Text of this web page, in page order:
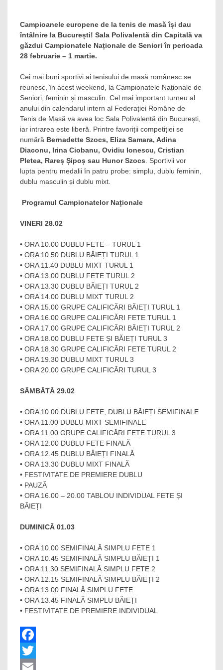
Campioanele europene de la tenis de masă își dau
întâlnire la București! Sala Polivalentă din Capitală va
găzdui Campionatele Naționale de Seniori în perioada
28 februarie – 1 martie.
Cei mai buni sportivi ai tenisului de masă românesc se
reunesc, în acest weekend, la Campionatele Naționale de
Seniori, feminin și masculin. Cel mai important turneu al
anului din calendarul intern al Federației Române de
Tenis de Masă va avea loc Sala Polivalentă din București,
iar intrarea este liberă. Printre favoriții competiției se
numără Bernadette Szocs, Eliza Samara, Adina
Diaconu, Irina Ciobanu, Ovidiu Ionescu, Cristian
Pletea, Rareș Șipoș sau Hunor Szocs . Sportivii vor
lupta pentru medalii în patru probe: simplu, dublu feminin,
dublu masculin și dublu mixt.
Programul Campionatelor Naționale
VINERI 28.02
• ORA 10.00 DUBLU FETE – TURUL 1
• ORA 10.50 DUBLU BĂIEȚI TURUL 1
• ORA 11.40 DUBLU MIXT TURUL 1
• ORA 13.00 DUBLU FETE TURUL 2
• ORA 13.30 DUBLU BĂIEȚI TURUL 2
• ORA 14.00 DUBLU MIXT TURUL 2
• ORA 15.00 GRUPE CALIFICĂRI BĂIEȚI TURUL 1
• ORA 16.00 GRUPE CALIFICĂRI FETE TURUL 1
• ORA 17.00 GRUPE CALIFICĂRI BĂIEȚI TURUL 2
• ORA 18.00 DUBLU FETE ȘI BĂIEȚI TURUL 3
• ORA 18.30 GRUPE CALIFICĂRI FETE TURUL 2
• ORA 19.30 DUBLU MIXT TURUL 3
• ORA 20.00 GRUPE CALIFICĂRI TURUL 3
SÂMBĂTĂ 29.02
• ORA 10.00 DUBLU FETE, DUBLU BĂIEȚI SEMIFINALE
• ORA 11.00 DUBLU MIXT SEMIFINALE
• ORA 11.00 GRUPE CALIFICĂRI FETE TURUL 3
• ORA 12.00 DUBLU FETE FINALĂ
• ORA 12.45 DUBLU BĂIEȚI FINALĂ
• ORA 13.30 DUBLU MIXT FINALĂ
• FESTIVITATE DE PREMIERE DUBLU
• PAUZĂ
• ORA 16.00 – 20.00 TABLOU INDIVIDUAL FETE ȘI
BĂIEȚI
DUMINICĂ 01.03
• ORA 10.00 SEMIFINALĂ SIMPLU FETE 1
• ORA 10.45 SEMIFINALĂ SIMPLU BĂIEȚI 1
• ORA 11.30 SEMIFINALĂ SIMPLU FETE 2
• ORA 12.15 SEMIFINALĂ SIMPLU BĂIEȚI 2
• ORA 13.00 FINALĂ SIMPLU FETE
• ORA 13.45 FINALĂ SIMPLU BĂIEȚI
• FESTIVITATE DE PREMIERE INDIVIDUAL
Facebook
Twitter